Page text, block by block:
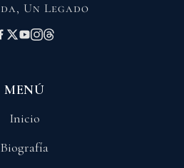
Un Legado
MENÚ
Inicio
Biografía